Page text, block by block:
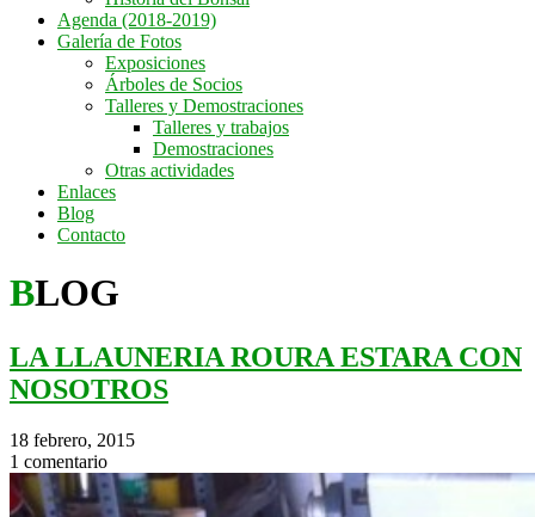
Agenda (2018-2019)
Galería de Fotos
Exposiciones
Árboles de Socios
Talleres y Demostraciones
Talleres y trabajos
Demostraciones
Otras actividades
Enlaces
Blog
Contacto
BLOG
LA LLAUNERIA ROURA ESTARA CON
NOSOTROS
18 febrero, 2015
1 comentario